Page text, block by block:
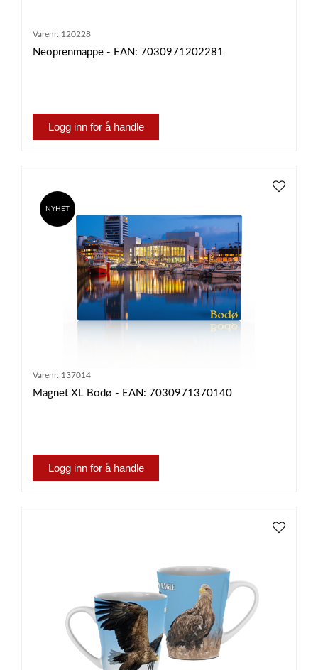
Varenr: 120228
Neoprenmappe - EAN: 7030971202281
Logg inn for å handle
NYHET
Varenr: 137014
Magnet XL Bodø - EAN: 7030971370140
Logg inn for å handle